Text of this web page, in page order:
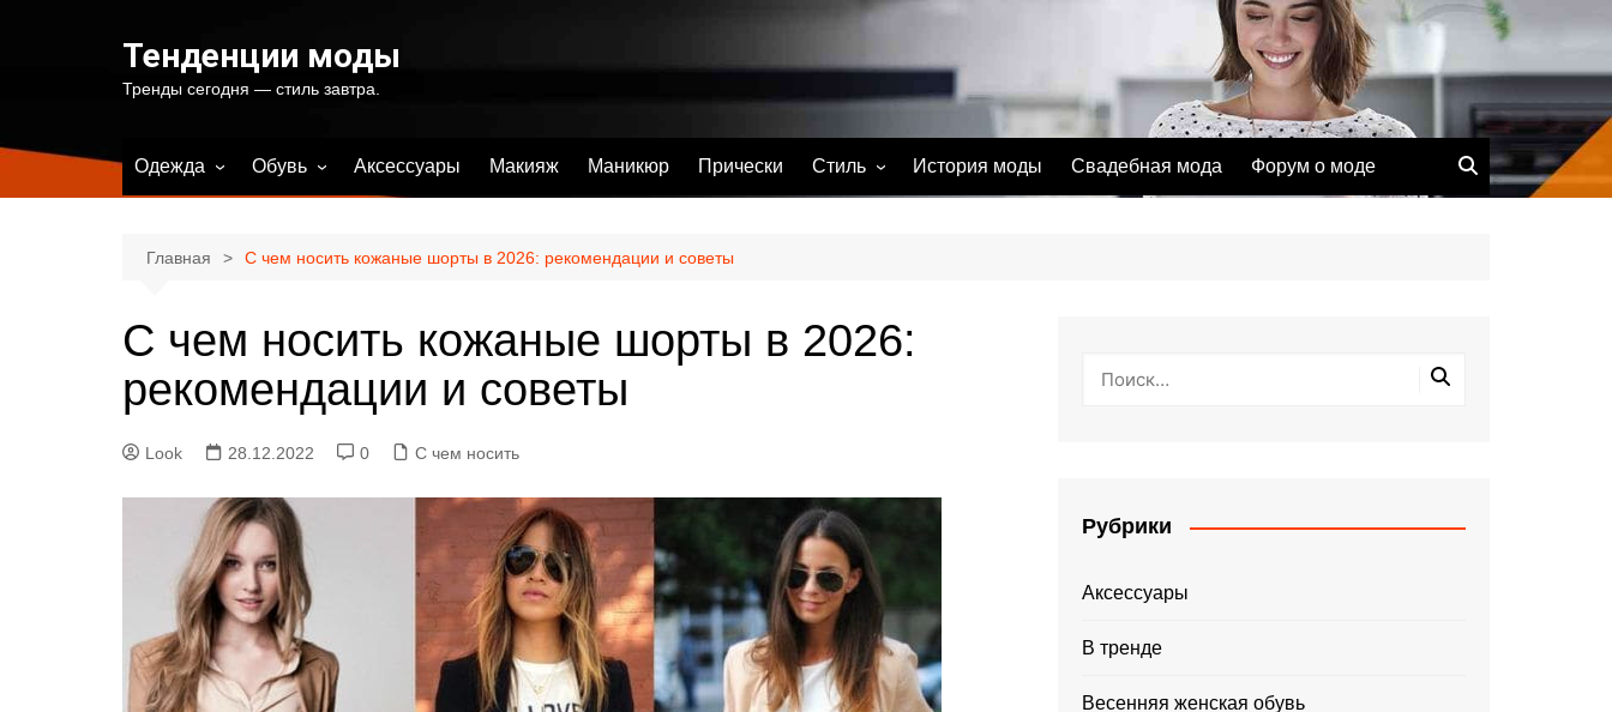
Тенденции моды
Тренды сегодня — стиль завтра.
Одежда
Летняя женская одежда
Зимняя женская одежда
пляжа
Обувь
Летняя женская обувь
Зимняя женская обувь
Аксессуары Макияж Маникюр Прически Стиль История моды Свадебная мода Форум о моде
Главная С чем носить кожаные шорты в 2026: рекомендации и советы
С чем носить кожаные шорты в 2026:
рекомендации и советы
Look 28.12.2022 0 С чем носить
Рубрики
Аксессуары
В тренде
Весенняя женская обувь